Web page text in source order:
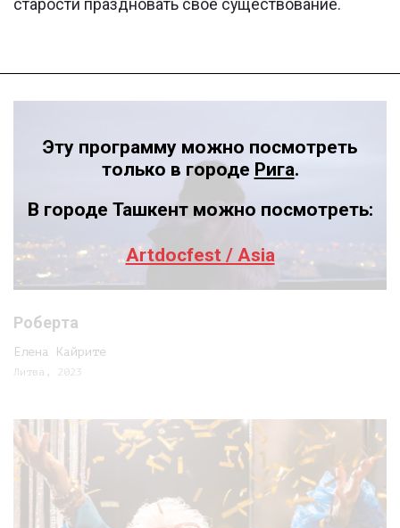
старости праздновать свое существование.
Роберта
Елена Кайрите
Литва, 2023
Эту программу можно посмотреть
только в городе Рига.
В городе Ташкент можно посмотреть:
Artdocfest / Asia